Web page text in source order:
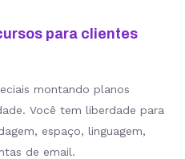
para clientes
montando planos
Você tem liberdade para
espaço, linguagem,
de email.